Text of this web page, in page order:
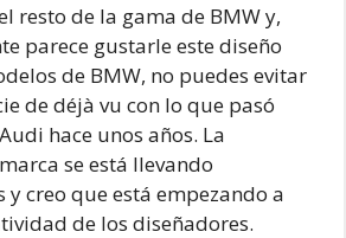
resto de la gama de BMW y,
parece gustarle este diseño
de BMW, no puedes evitar
de déjà vu con lo que pasó
hace unos años. La
se está llevando
creo que está empezando a
de los diseñadores.